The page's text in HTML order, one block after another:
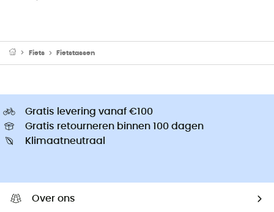
Fiets Fietstassen
Gratis levering vanaf €100
Gratis retourneren binnen 100 dagen
Klimaatneutraal
Over ons